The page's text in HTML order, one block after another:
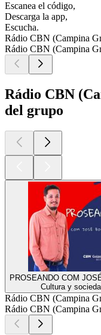
Escanea el código,
Descarga la app,
Escucha.
Rádio CBN (Campina
Rádio CBN (Campina
Rádio CBN
del grupo
PROSEANDO COM
Cultura y
Rádio CBN (Campina
Rádio CBN (Campina